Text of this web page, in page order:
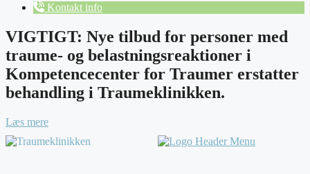
Kontakt info
VIGTIGT: Nye tilbud for personer med
traume- og belastningsreaktioner i
Kompetencecenter for Traumer erstatter
behandling i Traumeklinikken.
Læs mere